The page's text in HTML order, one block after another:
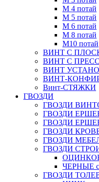
М 4 потай
М 5 потай
М 6 потай
М 8 потай
М10 потай
ВИНТ С
ВИНТ С
ВИНТ
ВИНТ-
Винт-СТЯЖКИ
ГВОЗДИ
ГВОЗДИ
ГВОЗДИ
ГВОЗДИ
ГВОЗДИ
ГВОЗДИ
ГВОЗДИ
ЧЕРНЫЕ
ГВОЗДИ